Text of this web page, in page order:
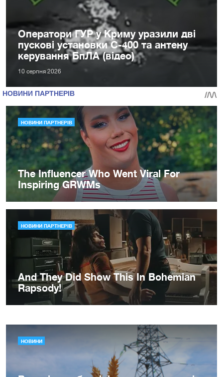
Оператори ГУР у Криму уразили дві
пускові установки С-400 та антену
керування БпЛА (відео)
10 серпня 2026
НОВИНИ